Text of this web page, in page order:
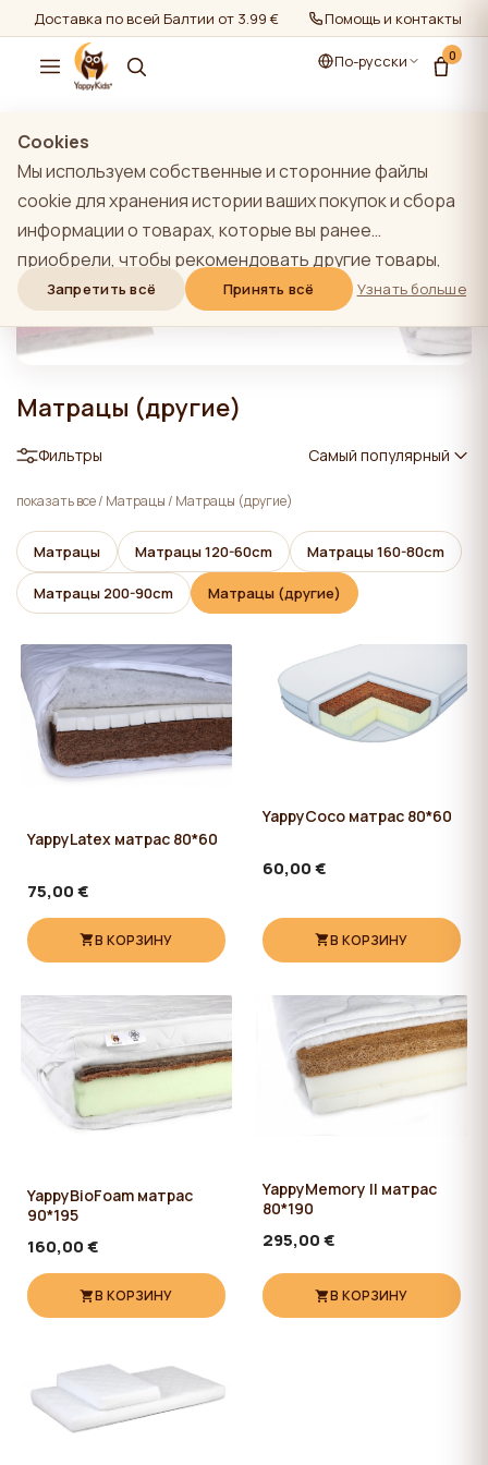
Доставка по всей Балтии от 3.99 € Помощь и контакты
По-русски 0
Матрацы (другие)
Фильтры Самый популярный
показать все/ Матрацы/ Матрацы (другие)
Матрацы Матрацы 120-60cm Матрацы 160-80cm
Матрацы 200-90cm Матрацы (другие)
YappyLatex матрас 80*60
75,00 €
В КОРЗИНУ
YappyCoco матрас 80*60
60,00 €
В КОРЗИНУ
YappyBioFoam матрас
90*195
160,00 €
В КОРЗИНУ
YappyMemory II матрас
80*190
295,00 €
В КОРЗИНУ
Cookies
Мы используем собственные и сторонние файлы
cookie для хранения истории ваших покупок и сбора
информации о товарах, которые вы ранее
приобрели, чтобы рекомендовать другие товары,
которые, по нашему мнению, могут вас
заинтересовать. Чтобы узнать больше о нашей
политике использования файлов cookie, нажмите на
всеми файлами cookie, нажав кнопку "Принять все",
пользователь сайта нажимает кнопку "Отказать
всем", на сайте сохраняются технические файлы
использование которых не требует согласия
пользователя.
Запретить всё Принять всё Узнать больше